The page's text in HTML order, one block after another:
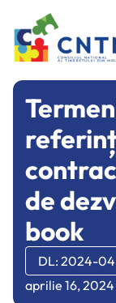
de
book
DL: 2024-
aprilie 16, 2024